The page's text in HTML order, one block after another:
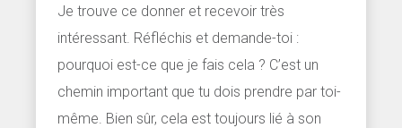
Je trouve ce donner et recevoir très
intéressant. Réfléchis et demande-toi :
pourquoi est-ce que je fais cela ? C’est un
chemin important que tu dois prendre par toi-
même. Bien sûr, cela est toujours lié à son